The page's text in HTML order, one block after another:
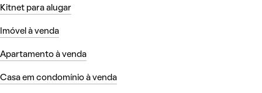
Kitnet para alugar
Imóvel à venda
Apartamento à venda
Casa em condomínio à venda